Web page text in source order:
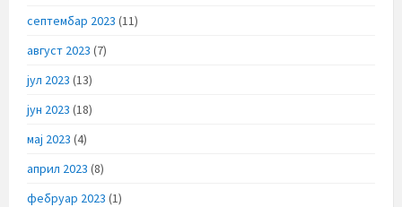
септембар 2023 (11)
август 2023 (7)
јул 2023 (13)
јун 2023 (18)
мај 2023 (4)
април 2023 (8)
фебруар 2023 (1)